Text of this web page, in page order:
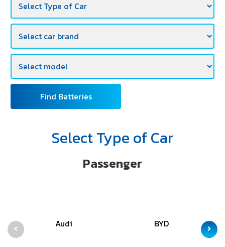
Find Batteries
Select Type of Car
Passenger
Audi BYD